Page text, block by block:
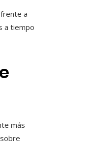
a
a tiempo
más